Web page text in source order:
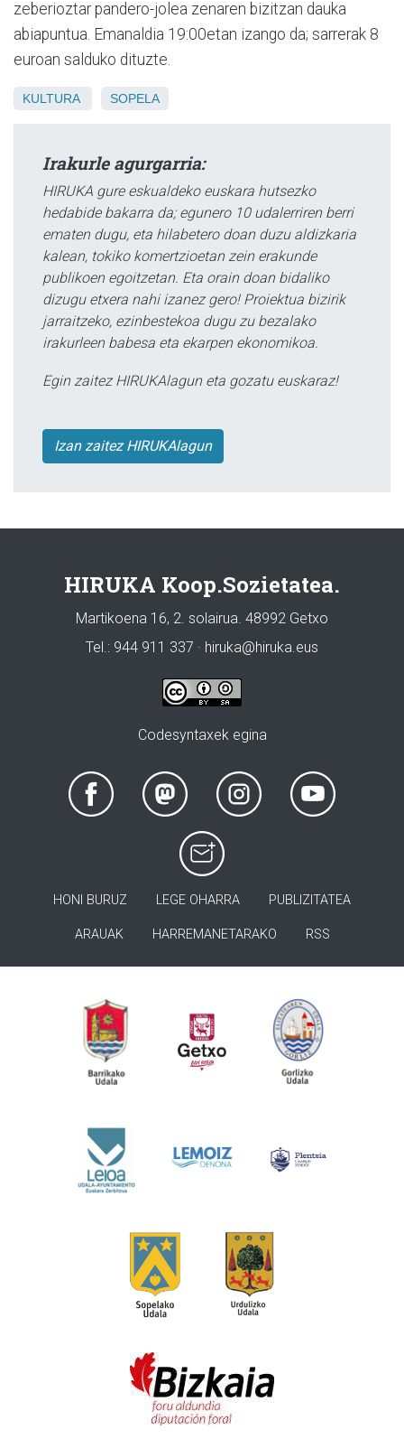
zeberioztar pandero-jolea zenaren bizitzan dauka
abiapuntua. Emanaldia 19:00etan izango da; sarrerak 8
euroan salduko dituzte.
KULTURA SOPELA
Irakurle agurgarria:
HIRUKA gure eskualdeko euskara hutsezko
hedabide bakarra da; egunero 10 udalerriren berri
ematen dugu, eta hilabetero doan duzu aldizkaria
kalean, tokiko komertzioetan zein erakunde
publikoen egoitzetan. Eta orain doan bidaliko
dizugu etxera nahi izanez gero! Proiektua bizirik
jarraitzeko, ezinbestekoa dugu zu bezalako
irakurleen babesa eta ekarpen ekonomikoa.
Egin zaitez HIRUKAlagun eta gozatu euskaraz!
Izan zaitez HIRUKAlagun
HIRUKA Koop.Sozietatea.
Martikoena 16, 2. solairua. 48992 Getxo
Tel.: 944 911 337 · hiruka@hiruka.eus
Codesyntaxek egina
HONI BURUZ LEGE OHARRA PUBLIZITATEA
ARAUAK HARREMANETARAKO RSS